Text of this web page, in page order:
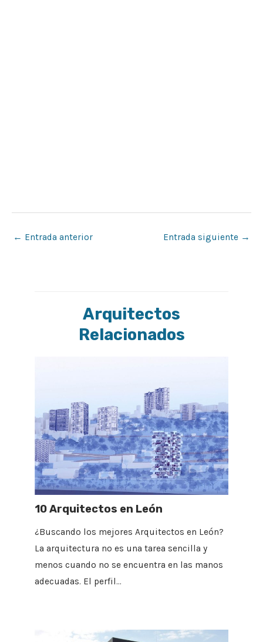
← Entrada anterior Entrada siguiente →
Arquitectos
Relacionados
10 Arquitectos en León
¿Buscando los mejores Arquitectos en León?
La arquitectura no es una tarea sencilla y
menos cuando no se encuentra en las manos
adecuadas. El perfil…